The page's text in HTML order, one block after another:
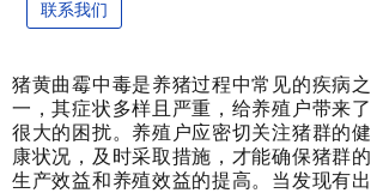
联系我们
猪黄曲霉中毒是养猪过程中常见的疾病之
一，其症状多样且严重，给养殖户带来了
很大的困扰。养殖户应密切关注猪群的健
康状况，及时采取措施，才能确保猪群的
生产效益和养殖效益的提高。当发现有出